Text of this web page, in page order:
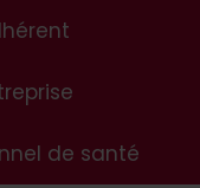
de santé